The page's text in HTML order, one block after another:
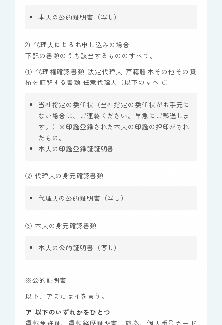
本人の公的証明書（写し）
2) 代理人によるお申し込みの場合
下記の書類のうち該当するもののすべて。
① 代理権確認書類 法定代理人 戸籍謄本その他その資
格を証明する書類 任意代理人（以下のすべて）
当社指定の委任状（当社指定の委任状がお手元に
ない場合は、ご連絡ください。早急にご郵送しま
す。）※印鑑登録された本人の印鑑の押印がされ
たもの。
本人の印鑑登録証証明書
② 代理人の身元確認書類
代理人の公的証明書（写し）
③ 本人の身元確認書類
本人の公的証明書（写し）
※公的証明書
以下、アまたはイを言う。
ア 以下のいずれかをひとつ
運転免許証、運転経歴証明書、旅券、個人番号カード